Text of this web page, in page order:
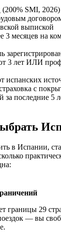
(200% SMI, 2026)
выпиской
3 месяцев на
3 лет ИЛИ
испанских
с
за последние 5
в Испании,
границы 29
— вы